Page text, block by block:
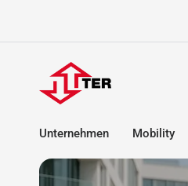
Unternehmen Mobility